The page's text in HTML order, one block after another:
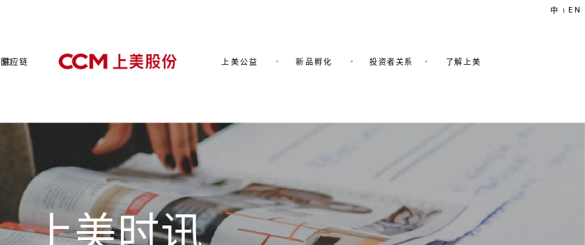
）
应链 上美公益 新品孵化 投资者关系 了解上美
中 | EN
上美时讯